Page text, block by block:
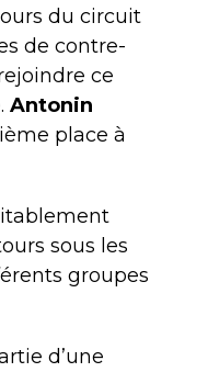
du circuit
de contre-
ce
Antonin
place à
sous les
groupes
d’une